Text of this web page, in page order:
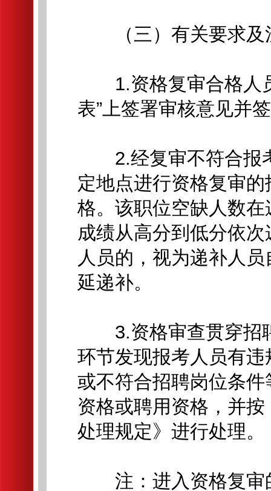
（三）有关要求及
1.资格复审合格人员
表”上签署审核意见并
2.经复审不符合报
定地点进行资格复审
格。该职位空缺人数
成绩从高分到低分依
人员的，视为递补人
延递补。
3.资格审查贯穿招
环节发现报考人员有
或不符合招聘岗位条
资格或聘用资格，并
处理规定》进行处理。
注：进入资格复审